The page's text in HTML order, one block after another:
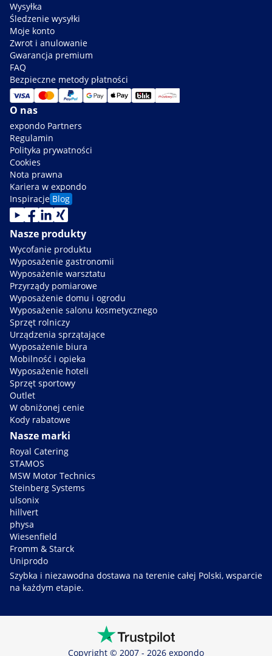
Wysyłka
Śledzenie wysyłki
Moje konto
Zwrot i anulowanie
Gwarancja premium
FAQ
Bezpieczne metody płatności
O nas
expondo Partners
Regulamin
Polityka prywatności
Cookies
Nota prawna
Kariera w expondo
Inspiracje Blog
Nasze produkty
Wycofanie produktu
Wyposażenie gastronomii
Wyposażenie warsztatu
Przyrządy pomiarowe
Wyposażenie domu i ogrodu
Wyposażenie salonu kosmetycznego
Sprzęt rolniczy
Urządzenia sprzątające
Wyposażenie biura
Mobilność i opieka
Wyposażenie hoteli
Sprzęt sportowy
Outlet
W obniżonej cenie
Kody rabatowe
Nasze marki
Royal Catering
STAMOS
MSW Motor Technics
Steinberg Systems
ulsonix
hillvert
physa
Wiesenfield
Fromm & Starck
Uniprodo
Szybka i niezawodna dostawa na terenie całej Polski, wsparcie
na każdym etapie.
Copyright © 2007 - 2026 expondo